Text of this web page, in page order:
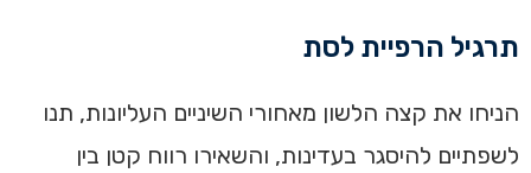
תרגיל הרפיית לסת
הניחו את קצה הלשון מאחורי השיניים העליונות, תנו
לשפתיים להיסגר בעדינות, והשאירו רווח קטן בין